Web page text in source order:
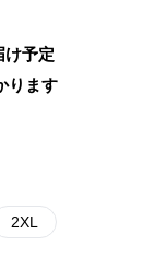
け予定
ります
2XL